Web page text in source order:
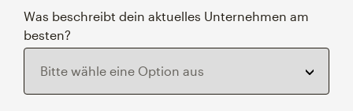
Was beschreibt dein aktuelles Unternehmen am
besten?